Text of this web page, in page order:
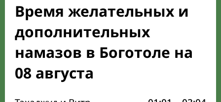
Время желательных и
дополнительных
намазов в Боготоле на
08 августа